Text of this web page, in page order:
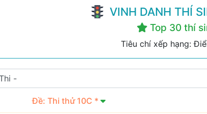
VINH DANH THÍ
Top 30 thí
Tiêu chí xếp hạng:
Đề: Thi thử 10C *